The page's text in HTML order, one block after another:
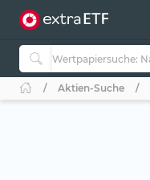
Aktien-Suche